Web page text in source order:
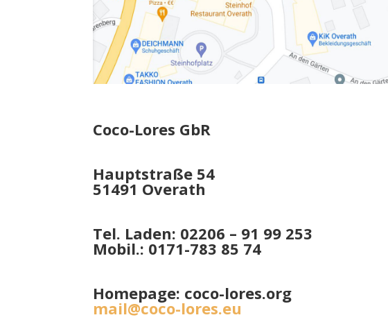
Coco-Lores GbR
Hauptstraße 54
51491 Overath
Tel. Laden: 02206 – 91 99 253
Mobil.: 0171-783 85 74
Homepage: coco-lores.org
mail@coco-lores.eu